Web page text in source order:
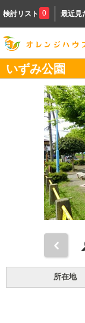
検討リスト 0 最近見
いずみ公園
所在地